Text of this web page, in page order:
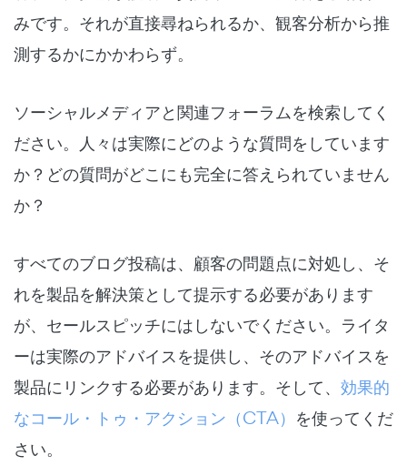
みです。それが直接尋ねられるか、観客分析から推
測するかにかかわらず。
ソーシャルメディアと関連フォーラムを検索してく
ださい。人々は実際にどのような質問をしています
か？どの質問がどこにも完全に答えられていません
か？
すべてのブログ投稿は、顧客の問題点に対処し、そ
れを製品を解決策として提示する必要があります
が、セールスピッチにはしないでください。ライタ
ーは実際のアドバイスを提供し、そのアドバイスを
製品にリンクする必要があります。そして、 効果的
なコール・トゥ・アクション（CTA） を使ってくだ
さい。